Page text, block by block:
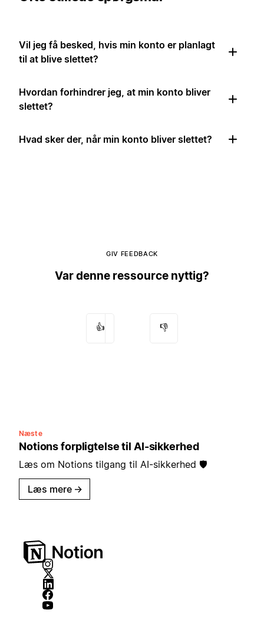
Vil jeg få besked, hvis min konto er planlagt
til at blive slettet?
Hvordan forhindrer jeg, at min konto bliver
slettet?
Hvad sker der, når min konto bliver slettet?
GIV FEEDBACK
Var denne ressource nyttig?
👍 👎
Næste
Notions forpligtelse til AI-sikkerhed
Læs om Notions tilgang til AI-sikkerhed 🛡️
Læs mere →